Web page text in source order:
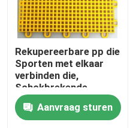
Rekupereerbare pp die
Sporten met elkaar
verbinden die,
Schokbrekende
Sporthof Bevloering
vloerenAanvraag sturen